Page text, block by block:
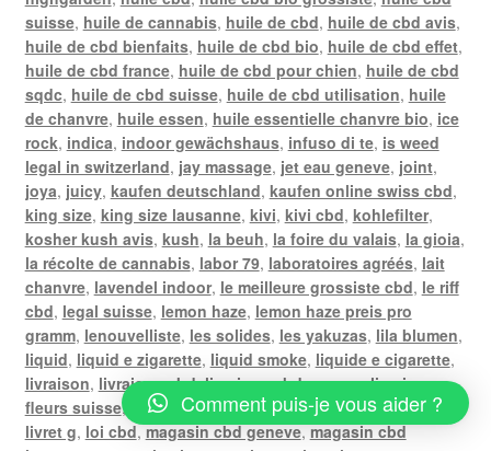
suisse, huile de cannabis, huile de cbd, huile de cbd avis,
huile de cbd bienfaits, huile de cbd bio, huile de cbd effet,
huile de cbd france, huile de cbd pour chien, huile de cbd
sqdc, huile de cbd suisse, huile de cbd utilisation, huile
de chanvre, huile essen, huile essentielle chanvre bio, ice
rock, indica, indoor gewächshaus, infuso di te, is weed
legal in switzerland, jay massage, jet eau geneve, joint,
joya, juicy, kaufen deutschland, kaufen online swiss cbd,
king size, king size lausanne, kivi, kivi cbd, kohlefilter,
kosher kush avis, kush, la beuh, la foire du valais, la gioia,
la récolte de cannabis, labor 79, laboratoires agréés, lait
chanvre, lavendel indoor, le meilleure grossiste cbd, le riff
cbd, legal suisse, lemon haze, lemon haze preis pro
gramm, lenouvelliste, les solides, les yakuzas, lila blumen,
liquid, liquid e zigarette, liquid smoke, liquide e cigarette,
livraison, livraison cbd,livraison cbd geneve,livraison
fleurs suisse, livraison gratuite poste,livraison weed,
livret g, loi cbd,magasin cbd geneve,magasin cbd
Comment puis-je vous aider ?